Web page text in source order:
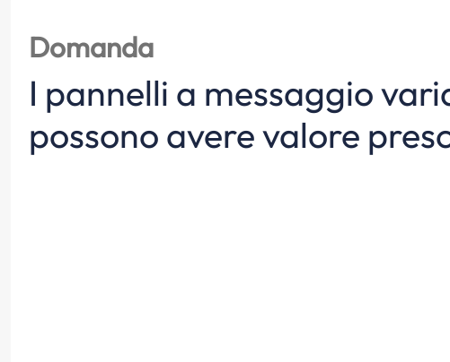
Domanda
I pannelli a messaggio
possono avere valore